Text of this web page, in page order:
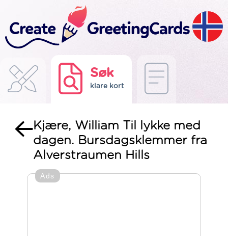
Søk
klare kort
Kjære, William Til lykke med
dagen. Bursdagsklemmer fra
Alverstraumen Hills
Ads